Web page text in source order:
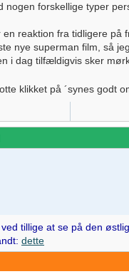
forskellige typer
reaktion fra tidligere
nye superman film, så
i dag tilfældigvis sker
klikket på ´synes godt
tillige at se på den
dette